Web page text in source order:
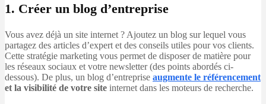
1. Créer un blog d’entreprise
Vous avez déjà un site internet ? Ajoutez un blog sur lequel vous
partagez des articles d’expert et des conseils utiles pour vos clients.
Cette stratégie marketing vous permet de disposer de matière pour
les réseaux sociaux et votre newsletter (des points abordés ci-
dessous). De plus, un blog d’entreprise augmente le référencement
et la visibilité de votre site internet dans les moteurs de recherche.